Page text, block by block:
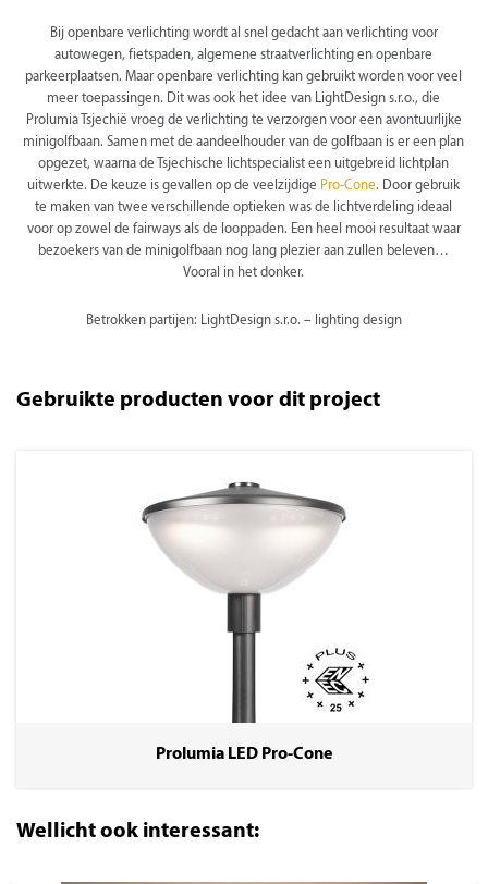
Bij openbare verlichting wordt al snel gedacht aan verlichting voor
autowegen, fietspaden, algemene straatverlichting en openbare
parkeerplaatsen. Maar openbare verlichting kan gebruikt worden voor veel
meer toepassingen. Dit was ook het idee van LightDesign s.r.o., die
Prolumia Tsjechië vroeg de verlichting te verzorgen voor een avontuurlijke
minigolfbaan. Samen met de aandeelhouder van de golfbaan is er een plan
opgezet, waarna de Tsjechische lichtspecialist een uitgebreid lichtplan
uitwerkte. De keuze is gevallen op de veelzijdige Pro-Cone. Door gebruik
te maken van twee verschillende optieken was de lichtverdeling ideaal
voor op zowel de fairways als de looppaden. Een heel mooi resultaat waar
bezoekers van de minigolfbaan nog lang plezier aan zullen beleven…
Vooral in het donker.
Betrokken partijen: LightDesign s.r.o. – lighting design
Gebruikte producten voor dit project
Prolumia LED Pro-Cone
Wellicht ook interessant: